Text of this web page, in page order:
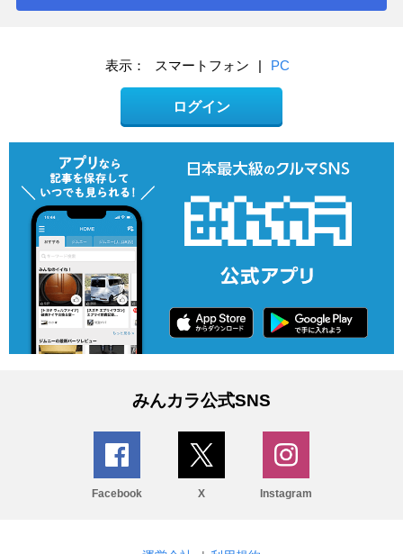
表示： スマートフォン | PC
ログイン
みんカラ公式SNS
Facebook X Instagram